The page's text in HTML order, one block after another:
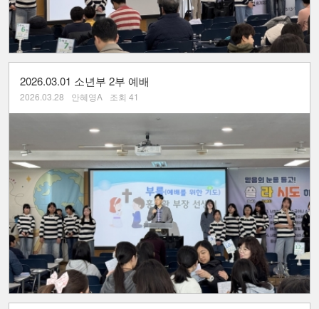
2026.03.01 소년부 2부 예배
2026.03.28 안혜영A 조회 41